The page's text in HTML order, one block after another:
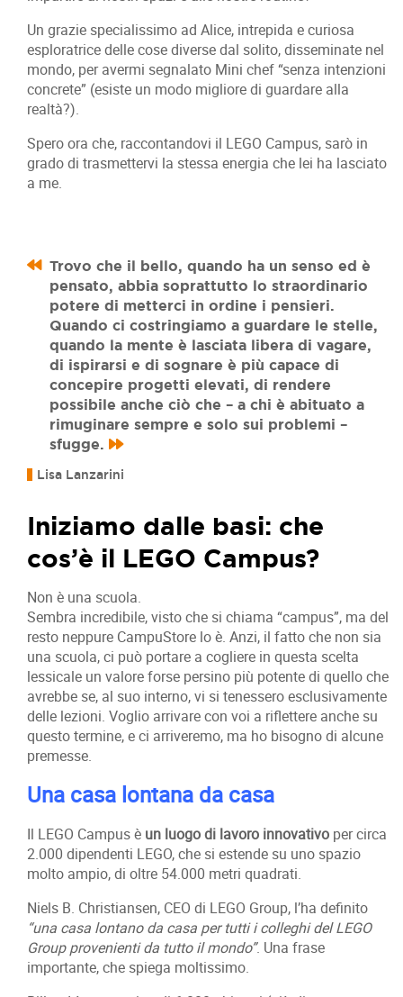
Un grazie specialissimo ad Alice, intrepida e curiosa
esploratrice delle cose diverse dal solito, disseminate nel
mondo, per avermi segnalato Mini chef “senza intenzioni
concrete” (esiste un modo migliore di guardare alla
realtà?).
Spero ora che, raccontandovi il LEGO Campus, sarò in
grado di trasmettervi la stessa energia che lei ha lasciato
a me.
Trovo che il bello, quando ha un senso ed è
pensato, abbia soprattutto lo straordinario
potere di metterci in ordine i pensieri.
Quando ci costringiamo a guardare le stelle,
quando la mente è lasciata libera di vagare,
di ispirarsi e di sognare è più capace di
concepire progetti elevati, di rendere
possibile anche ciò che – a chi è abituato a
rimuginare sempre e solo sui problemi –
sfugge.
Lisa Lanzarini
Iniziamo dalle basi: che
cos’è il LEGO Campus?
Non è una scuola.
Sembra incredibile, visto che si chiama “campus”, ma del
resto neppure CampuStore lo è. Anzi, il fatto che non sia
una scuola, ci può portare a cogliere in questa scelta
lessicale un valore forse persino più potente di quello che
avrebbe se, al suo interno, vi si tenessero esclusivamente
delle lezioni. Voglio arrivare con voi a riflettere anche su
questo termine, e ci arriveremo, ma ho bisogno di alcune
premesse.
Una casa lontana da casa
Il LEGO Campus è un luogo di lavoro innovativo per circa
2.000 dipendenti LEGO, che si estende su uno spazio
molto ampio, di oltre 54.000 metri quadrati.
Niels B. Christiansen, CEO di LEGO Group, l’ha definito
“una casa lontano da casa per tutti i colleghi del LEGO
Group provenienti da tutto il mondo”. Una frase
importante, che spiega moltissimo.